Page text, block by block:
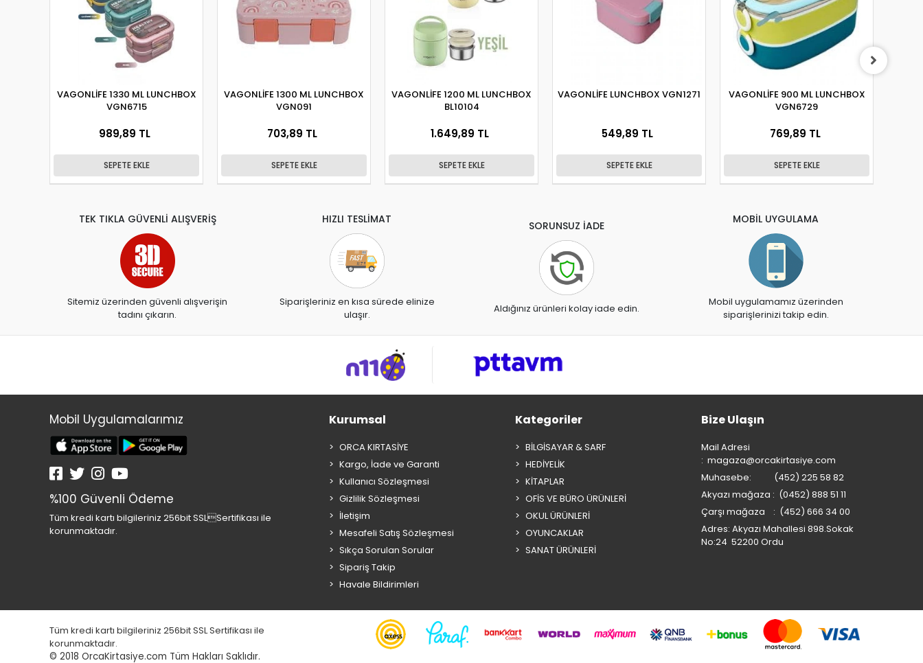
VAGONLİFE 1330 ML LUNCHBOX
VGN6715
989,89 TL
SEPETE EKLE
VAGONLİFE 1300 ML LUNCHBOX
VGN091
703,89 TL
SEPETE EKLE
VAGONLİFE 1200 ML LUNCHBOX
BL10104
1.649,89 TL
SEPETE EKLE
VAGONLİFE LUNCHBOX VGN1271
549,89 TL
SEPETE EKLE
VAGONLİFE 900 ML LUNCHBOX
VGN6729
769,89 TL
SEPETE EKLE
TEK TIKLA GÜVENLİ ALIŞVERİŞ
Sitemiz üzerinden güvenli alışverişin
tadını çıkarın.
HIZLI TESLİMAT
Siparişleriniz en kısa sürede elinize
ulaşır.
SORUNSUZ İADE
Aldığınız ürünleri kolay iade edin.
MOBİL UYGULAMA
Mobil uygulamamız üzerinden
siparişlerinizi takip edin.
Mobil Uygulamalarımız
%100 Güvenli Ödeme
Tüm kredi kartı bilgileriniz 256bit SSLSertifikası ile
korunmaktadır.
Kurumsal
ORCA KIRTASİYE
Kargo, İade ve Garanti
Kullanıcı Sözleşmesi
Gizlilik Sözleşmesi
İletişim
Mesafeli Satış Sözleşmesi
Sıkça Sorulan Sorular
Sipariş Takip
Havale Bildirimleri
Kategoriler
BİLGİSAYAR & SARF
HEDİYELİK
KİTAPLAR
OFİS VE BÜRO ÜRÜNLERİ
OKUL ÜRÜNLERİ
OYUNCAKLAR
SANAT ÜRÜNLERİ
Bize Ulaşın
Mail Adresi
: magaza@orcakirtasiye.com
Muhasebe: (452) 225 58 82
Akyazı mağaza : (0452) 888 51 11
Çarşı mağaza : (452) 666 34 00
Adres: Akyazı Mahallesi 898.Sokak
No:24 52200 Ordu
Tüm kredi kartı bilgileriniz 256bit SSL Sertifikası ile
korunmaktadır.
© 2018 OrcaKirtasiye.com Tüm Hakları Saklıdır.